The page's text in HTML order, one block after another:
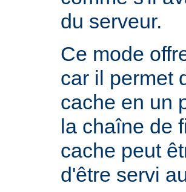
du serveur.
Ce mode
car il permet
cache en un
la chaîne de
cache peut
d'être servi